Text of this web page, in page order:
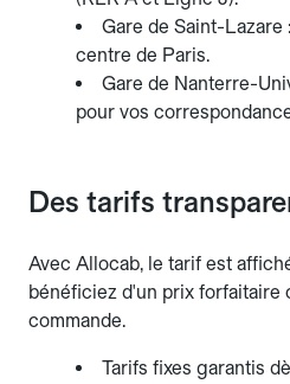
Gare de Saint-Lazare
centre de Paris.
Gare de Nanterre-
pour vos
Des tarifs
Avec Allocab, le tarif est
bénéficiez d'un prix forfaitaire
commande.
Tarifs fixes garantis